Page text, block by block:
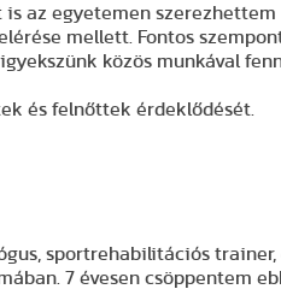
az egyetemen
mellett. Fontos
közös munkával
és felnőttek érdeklődését.
sportrehabilitációs
7 évesen csöppentem